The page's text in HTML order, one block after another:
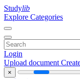
Studylib
Explore Categories
Login
Upload document
×